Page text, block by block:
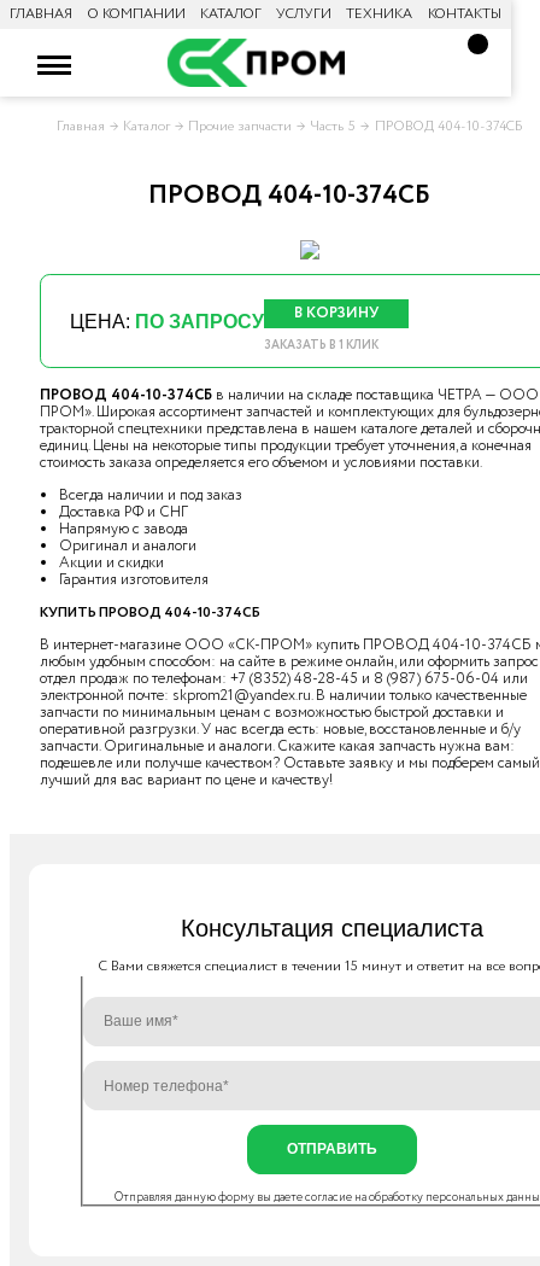
ГЛАВНАЯ О КОМПАНИИ КАТАЛОГ УСЛУГИ ТЕХНИКА КОНТАКТЫ
Главная Каталог Прочие запчасти Часть 5 ПРОВОД 404-10-374СБ
ПРОВОД 404-10-374СБ
ЦЕНА: ПО ЗАПРОСУ В КОРЗИНУ
ЗАКАЗАТЬ В 1 КЛИК
ПРОВОД 404-10-374СБв наличии на складе поставщика ЧЕТРА —
ПРОМ». Широкая ассортимент запчастей и комплектующих для
тракторной спецтехники представлена в нашем каталоге деталей и
единиц. Цены на некоторые типы продукции требует уточнения, а конечная
стоимость заказа определяется его объемом и условиями поставки.
Всегда наличии и под заказ
Доставка РФ и СНГ
Напрямую с завода
Оригинал и аналоги
Акции и скидки
Гарантия изготовителя
КУПИТЬ ПРОВОД 404-10-374СБ
В интернет-магазине ООО «СК-ПРОМ» купить ПРОВОД 404-10-374СБ
любым удобным способом: на сайте в режиме онлайн, или оформить
отдел продаж по телефонам: +7 (8352) 48-28-45 и 8 (987) 675-06-04 или
электронной почте: skprom21@yandex.ru. В наличии только качественные
запчасти по минимальным ценам с возможностью быстрой доставки и
оперативной разгрузки. У нас всегда есть: новые, восстановленные и б/у
запчасти. Оригинальные и аналоги. Скажите какая запчасть нужна вам:
подешевле или получше качеством? Оставьте заявку и мы подберем самый
лучший для вас вариант по цене и качеству!
Консультация специалиста
C Вами свяжется специалист в течении 15 минут и ответит на все
ОТПРАВИТЬ
Отправляя данную форму вы даете согласие наобработку персональных